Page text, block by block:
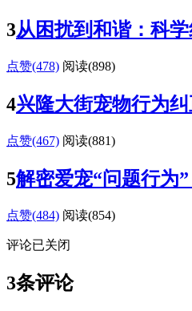
3从困扰到和谐：科
点赞(478) 阅读(898)
4兴隆大街宠物行为
点赞(467) 阅读(881)
5解密爱宠“问题行为
点赞(484) 阅读(854)
评论已关闭
3条评论